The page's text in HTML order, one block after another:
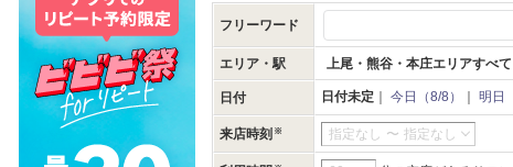
フリーワード
エリア・駅 上尾・熊谷・本庄エリアすべて
日付 日付未定 今日（8/8） 明日
来店時刻 指定なし 〜 指定なし